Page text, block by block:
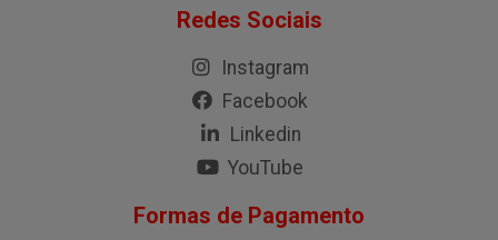
Redes Sociais
Instagram
Facebook
Linkedin
YouTube
Formas de Pagamento